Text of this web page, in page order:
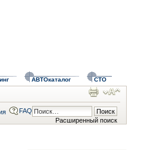
АВТОкаталог СТО
Расширенный поиск
FAQ